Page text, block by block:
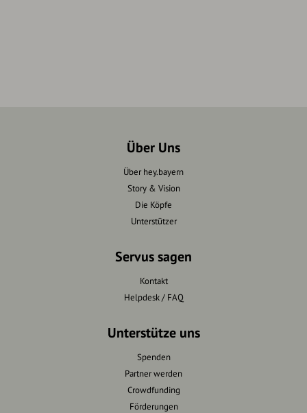
Über Uns
Über hey.bayern
Story & Vision
Die Köpfe
Unterstützer
Servus sagen
Kontakt
Helpdesk / FAQ
Unterstütze uns
Spenden
Partner werden
Crowdfunding
Förderungen